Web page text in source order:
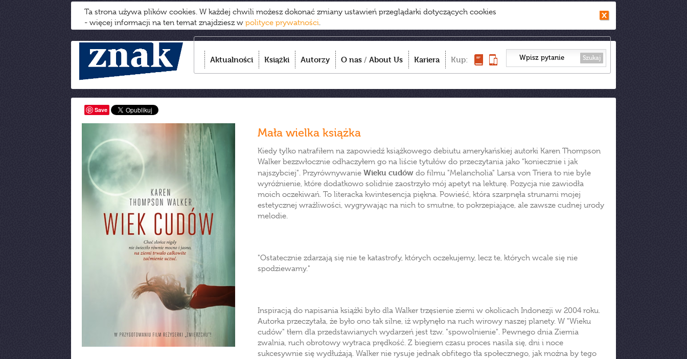
Ta strona używa plików cookies. W każdej chwili możesz dokonać zmiany ustawień przeglądarki dotyczących cookies
- więcej informacji na ten temat znajdziesz w polityce prywatności.
Aktualności Książki Autorzy O nas / About Us Kariera Kup: Szukaj
Save
Mała wielka książka
Kiedy tylko natrafiłem na zapowiedź książkowego debiutu amerykańskiej autorki Karen Thompson
Walker bezzwłocznie odhaczyłem go na liście tytułów do przeczytania jako "koniecznie i jak
najszybciej". Przyrównywanie Wieku cudów do filmu "Melancholia" Larsa von Triera to nie byle
wyróżnienie, które dodatkowo solidnie zaostrzyło mój apetyt na lekturę. Pozycja nie zawiodła
moich oczekiwań. To literacka kwintesencja piękna. Powieść, która szarpnęła strunami mojej
estetycznej wrażliwości, wygrywając na nich to smutne, to pokrzepiające, ale zawsze cudnej urody
melodie.
"Ostatecznie zdarzają się nie te katastrofy, których oczekujemy, lecz te, których wcale się nie
spodziewamy."
Inspiracją do napisania książki było dla Walker trzęsienie ziemi w okolicach Indonezji w 2004 roku.
Autorka przeczytała, że było ono tak silne, iż wpłynęło na ruch wirowy naszej planety. W "Wieku
cudów" tłem dla przedstawianych wydarzeń jest tzw. "spowolnienie". Pewnego dnia Ziemia
zwalnia, ruch obrotowy wytraca prędkość. Z biegiem czasu proces nasila się, dni i noce
sukcesywnie się wydłużają. Walker nie rysuje jednak obfitego tła społecznego, jak można by tego